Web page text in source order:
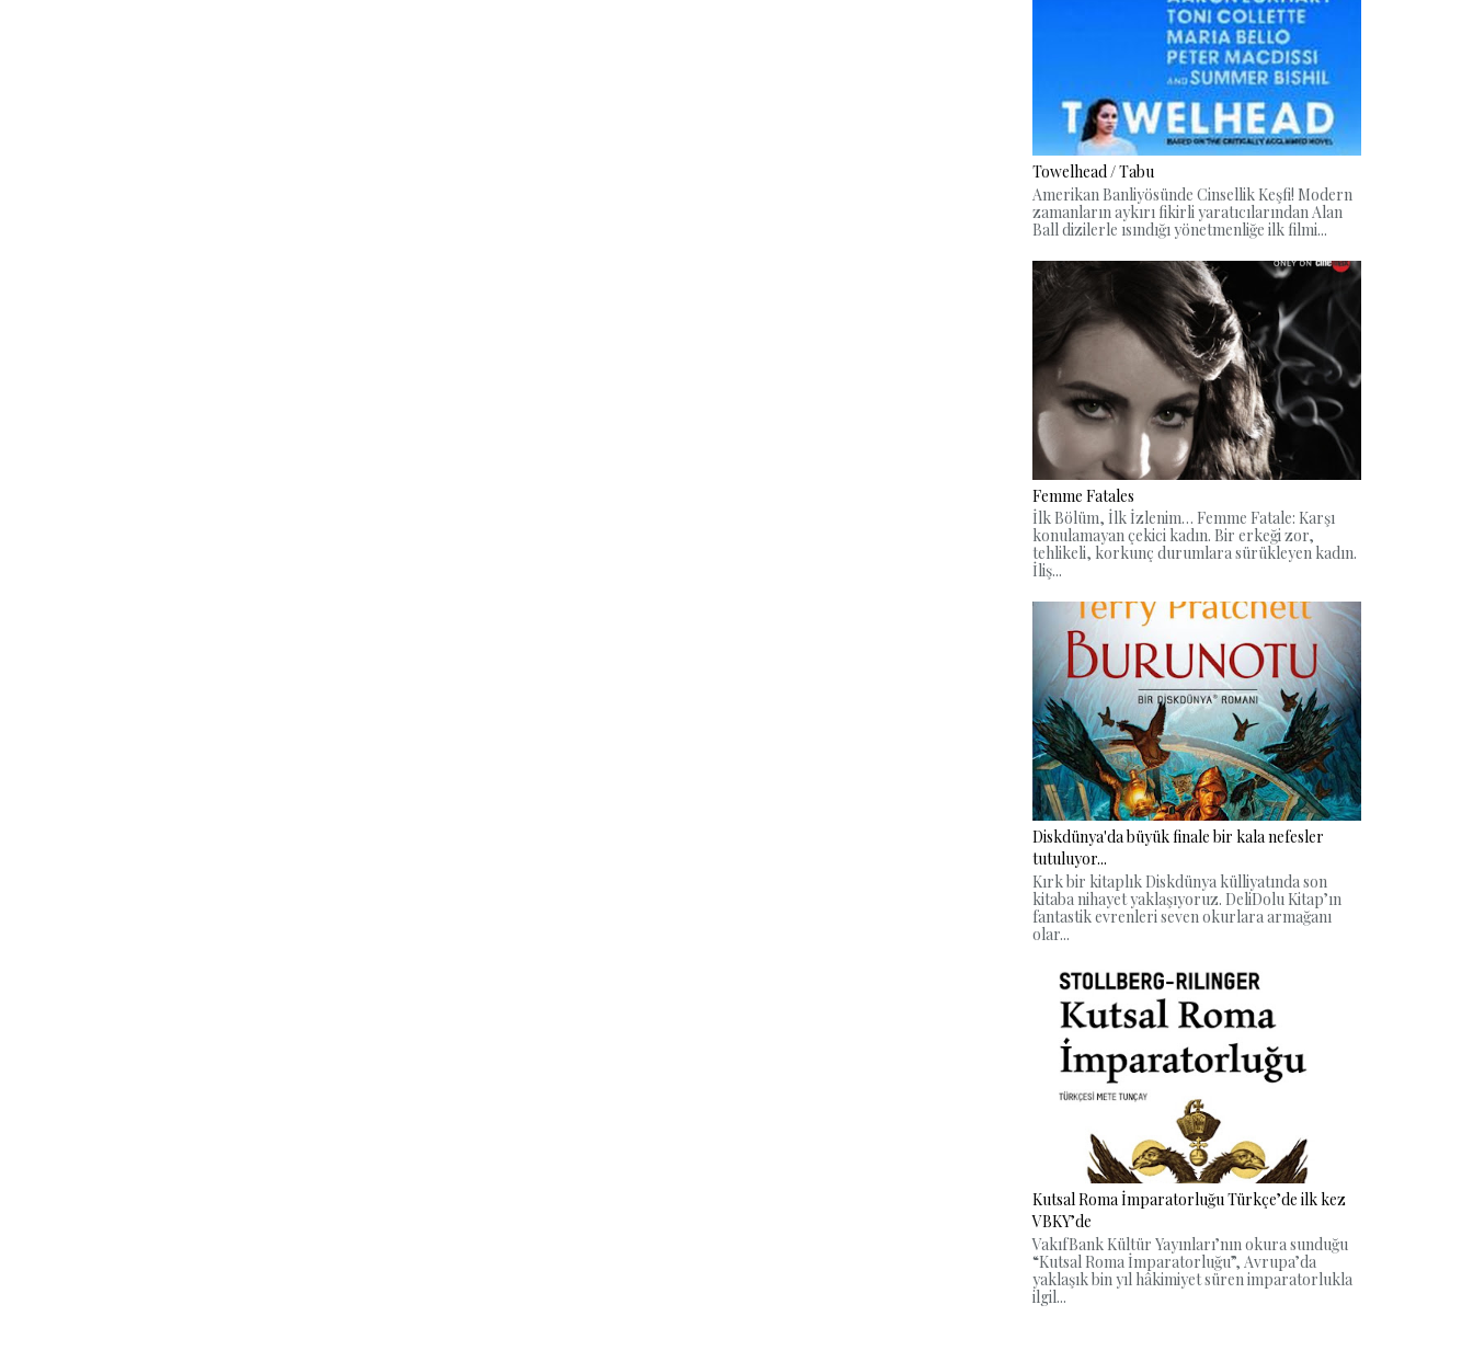
Towelhead / Tabu
Amerikan Banliyösünde Cinsellik Keşfi! Modern
zamanların aykırı fikirli yaratıcılarından Alan
Ball dizilerle ısındığı yönetmenliğe ilk filmi...
Femme Fatales
İlk Bölüm, İlk İzlenim… Femme Fatale: Karşı
konulamayan çekici kadın. Bir erkeği zor,
tehlikeli, korkunç durumlara sürükleyen kadın.
İliş...
Diskdünya'da büyük finale bir kala nefesler
tutuluyor...
Kırk bir kitaplık Diskdünya külliyatında son
kitaba nihayet yaklaşıyoruz. DeliDolu Kitap’ın
fantastik evrenleri seven okurlara armağanı
olar...
Kutsal Roma İmparatorluğu Türkçe’de ilk kez
VBKY’de
VakıfBank Kültür Yayınları’nın okura sunduğu
“Kutsal Roma İmparatorluğu”, Avrupa’da
yaklaşık bin yıl hâkimiyet süren imparatorlukla
ilgil...